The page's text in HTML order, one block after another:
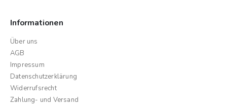
Informationen
Über uns
AGB
Impressum
Datenschutzerklärung
Widerrufsrecht
Zahlung- und Versand